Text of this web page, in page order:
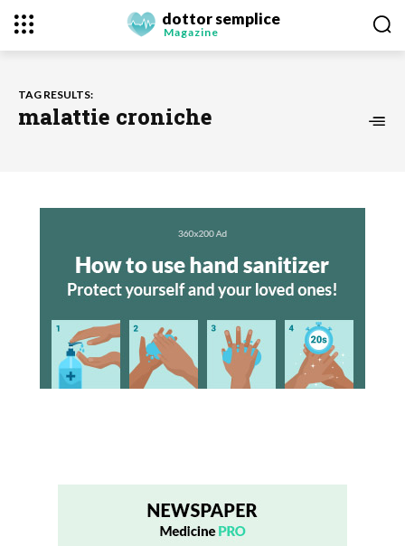
dottor semplice
Magazine
TAG RESULTS:
malattie croniche